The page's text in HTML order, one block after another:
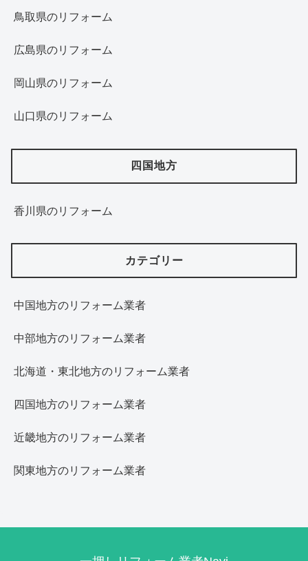
鳥取県のリフォーム
広島県のリフォーム
岡山県のリフォーム
山口県のリフォーム
四国地方
香川県のリフォーム
カテゴリー
中国地方のリフォーム業者
中部地方のリフォーム業者
北海道・東北地方のリフォーム業者
四国地方のリフォーム業者
近畿地方のリフォーム業者
関東地方のリフォーム業者